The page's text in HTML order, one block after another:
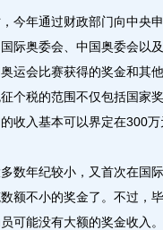
年通过财政部门向中央申
际奥委会、中国奥委会以
运会比赛获得的奖金和其
个税的范围不仅包括国家
收入基本可以界定在300万
年纪较小，又首次在国际
额不小的奖金了。不过，
可能没有大额的奖金收入